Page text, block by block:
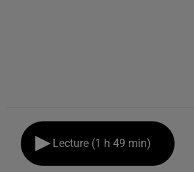
Lecture (1 h 49 min)